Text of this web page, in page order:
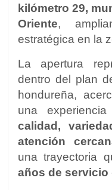
kilómetro 29,
Oriente,
estratégica en la
La apertura
dentro del plan
hondureña,
una
calidad,
atención
una trayectoria
años de servicio